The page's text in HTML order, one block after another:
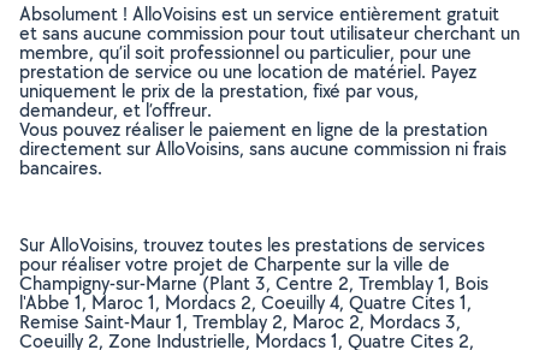
Absolument ! AlloVoisins est un service entièrement gratuit
et sans aucune commission pour tout utilisateur cherchant un
membre, qu’il soit professionnel ou particulier, pour une
prestation de service ou une location de matériel. Payez
uniquement le prix de la prestation, fixé par vous,
demandeur, et l’offreur.
Vous pouvez réaliser le paiement en ligne de la prestation
directement sur AlloVoisins, sans aucune commission ni frais
bancaires.
Sur AlloVoisins, trouvez toutes les prestations de services
pour réaliser votre projet de Charpente sur la ville de
Champigny-sur-Marne (Plant 3, Centre 2, Tremblay 1, Bois
l'Abbe 1, Maroc 1, Mordacs 2, Coeuilly 4, Quatre Cites 1,
Remise Saint-Maur 1, Tremblay 2, Maroc 2, Mordacs 3,
Coeuilly 2, Zone Industrielle, Mordacs 1, Quatre Cites 2,